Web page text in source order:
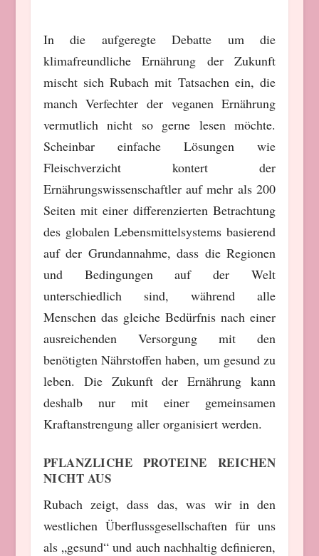
In die aufgeregte Debatte um die
klimafreundliche Ernährung der Zukunft
mischt sich Rubach mit Tatsachen ein, die
manch Verfechter der veganen Ernährung
vermutlich nicht so gerne lesen möchte.
Scheinbar einfache Lösungen wie
Fleischverzicht kontert der
Ernährungswissenschaftler auf mehr als 200
Seiten mit einer differenzierten Betrachtung
des globalen Lebensmittelsystems basierend
auf der Grundannahme, dass die Regionen
und Bedingungen auf der Welt
unterschiedlich sind, während alle
Menschen das gleiche Bedürfnis nach einer
ausreichenden Versorgung mit den
benötigten Nährstoffen haben, um gesund zu
leben. Die Zukunft der Ernährung kann
deshalb nur mit einer gemeinsamen
Kraftanstrengung aller organisiert werden.
PFLANZLICHE PROTEINE REICHEN
NICHT AUS
Rubach zeigt, dass das, was wir in den
westlichen Überflussgesellschaften für uns
als „gesund“ und auch nachhaltig definieren,